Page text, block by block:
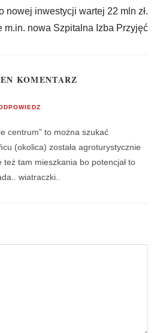
nowej inwestycji wartej 22 mln zł.
m.in. nowa Szpitalna Izba Przyjęć
KOMENTARZ
centrum” to można szukać
(okolica) została agroturystycznie
tam mieszkania bo potencjał to
wiatraczki..